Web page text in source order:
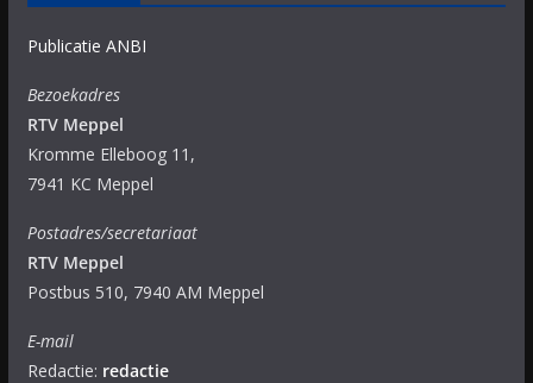
Publicatie ANBI
Bezoekadres
RTV Meppel
Kromme Elleboog 11,
7941 KC Meppel
Postadres/secretariaat
RTV Meppel
Postbus 510, 7940 AM Meppel
E-mail
Redactie: redactie